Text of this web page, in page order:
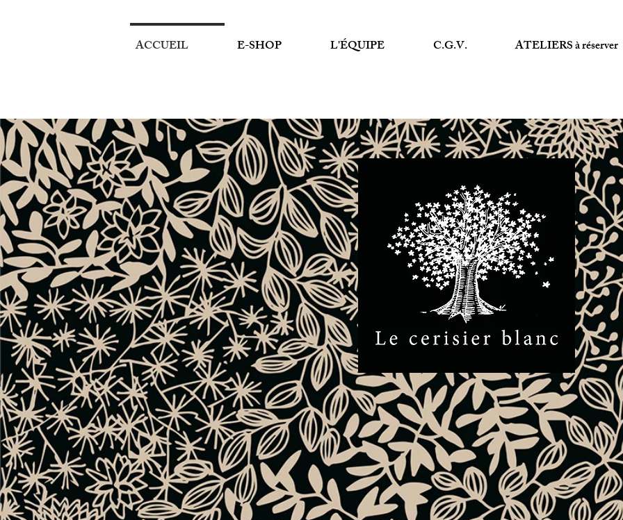
ACCUEIL E-SHOP L'ÉQUIPE C.G.V. ATELIERS à réserver